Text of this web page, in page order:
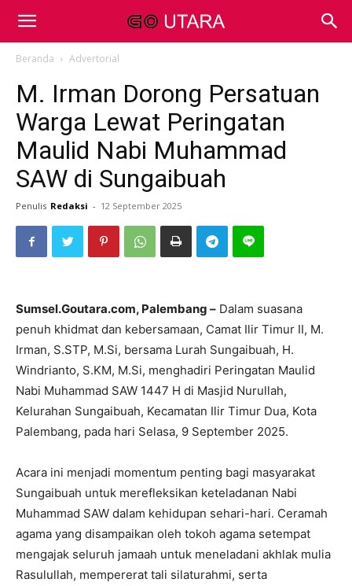
Beranda Advertorial
M. Irman Dorong Persatuan
Warga Lewat Peringatan
Maulid Nabi Muhammad
SAW di Sungaibuah
Penulis Redaksi - 12 September 2025
Sumsel.Goutara.com, Palembang – Dalam suasana
penuh khidmat dan kebersamaan, Camat Ilir Timur II, M.
Irman, S.STP, M.Si, bersama Lurah Sungaibuah, H.
Windrianto, S.KM, M.Si, menghadiri Peringatan Maulid
Nabi Muhammad SAW 1447 H di Masjid Nurullah,
Kelurahan Sungaibuah, Kecamatan Ilir Timur Dua, Kota
Palembang, pada hari Selasa, 9 September 2025.
Acara ini menjadi momentum penting bagi masyarakat
Sungaibuah untuk merefleksikan keteladanan Nabi
Muhammad SAW dalam kehidupan sehari-hari. Ceramah
agama yang disampaikan oleh tokoh agama setempat
mengajak seluruh jamaah untuk meneladani akhlak mulia
Rasulullah, mempererat tali silaturahmi, serta